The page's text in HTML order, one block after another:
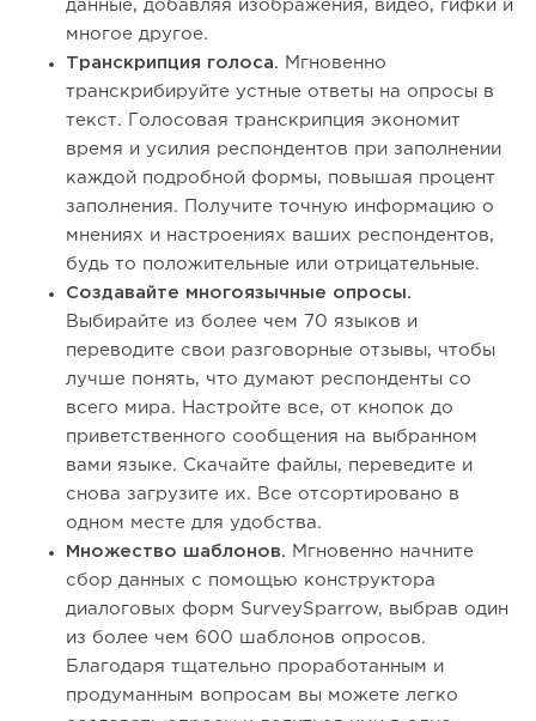
данные, добавляя изображения, видео, гифки и
многое другое.
Транскрипция голоса. Мгновенно
транскрибируйте устные ответы на опросы в
текст. Голосовая транскрипция экономит
время и усилия респондентов при заполнении
каждой подробной формы, повышая процент
заполнения. Получите точную информацию о
мнениях и настроениях ваших респондентов,
будь то положительные или отрицательные.
Создавайте многоязычные опросы.
Выбирайте из более чем 70 языков и
переводите свои разговорные отзывы, чтобы
лучше понять, что думают респонденты со
всего мира. Настройте все, от кнопок до
приветственного сообщения на выбранном
вами языке. Скачайте файлы, переведите и
снова загрузите их. Все отсортировано в
одном месте для удобства.
Множество шаблонов.
Мгновенно начните
сбор данных с помощью конструктора
диалоговых форм SurveySparrow, выбрав один
из более чем 600 шаблонов опросов.
Благодаря тщательно проработанным и
продуманным вопросам вы можете легко